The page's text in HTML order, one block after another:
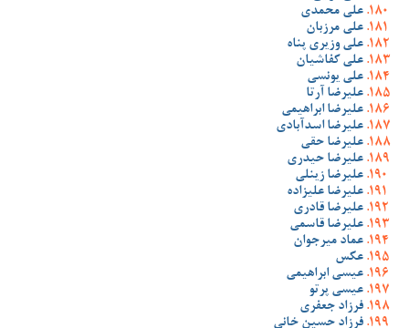
علی محمدی
علی مرزبان
علی وزیری پناه
علی کفاشیان
علی یونسی
علیرضا آرتا
علیرضا ابراهیمی
علیرضا اسدآبادی
علیرضا حقی
علیرضا حیدری
علیرضا زینلی
علیرضا علیزاده
علیرضا قادری
علیرضا قاسمی
عماد میرجوان
عکس
عیسی ابراهیمی
عیسی پرتو
فرزاد جعفری
فرزاد حسین خانی